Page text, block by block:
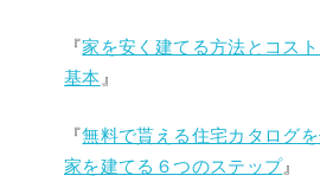
『家を安く建てる方法とコス
基本 』
『無料で貰える住宅カタログ
家を建てる６つのステップ』